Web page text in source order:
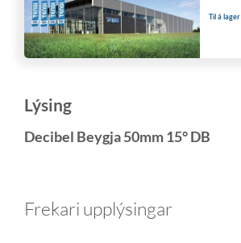
Til á lager
Lýsing
Decibel Beygja 50mm 15° DB
Frekari upplýsingar